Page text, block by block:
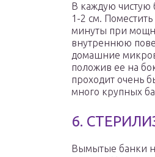
В каждую чистую
1-2 см.
минуты при
внутреннюю
домашние
положив ее на
проходит очень
много крупных
6.
Вымытые банки